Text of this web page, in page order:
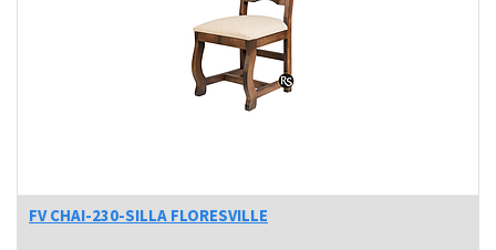
FV CHAI-230-SILLA FLORESVILLE